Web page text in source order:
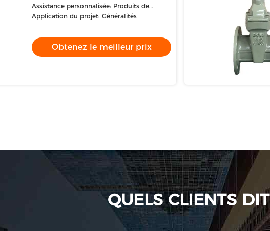
Assistance personnalisée: Produits de
fabrication d'appareils
Application du projet: Généralités
Obtenez le meilleur prix
QUELS CLIENTS DIT